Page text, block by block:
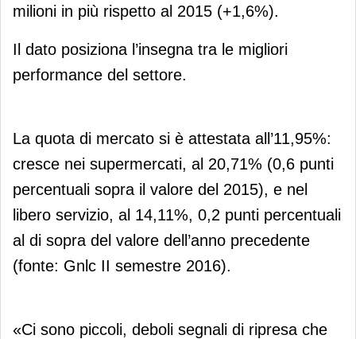
milioni in più rispetto al 2015 (+1,6%).
Il dato posiziona l’insegna tra le migliori
performance del settore.
La quota di mercato si è attestata all’11,95%:
cresce nei supermercati, al 20,71% (0,6 punti
percentuali sopra il valore del 2015), e nel
libero servizio, al 14,11%, 0,2 punti percentuali
al di sopra del valore dell’anno precedente
(fonte: Gnlc II semestre 2016).
«Ci sono piccoli, deboli segnali di ripresa che